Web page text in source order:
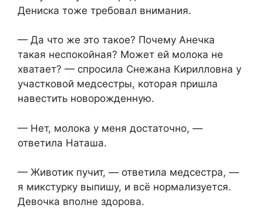
Дениска тоже требовал внимания.
— Да что же это такое? Почему Анечка
такая неспокойная? Может ей молока не
хватает? — спросила Снежана Кирилловна у
участковой медсестры, которая пришла
навестить новорожденную.
— Нет, молока у меня достаточно, —
ответила Наташа.
— Животик пучит, — ответила медсестра, —
я микстурку выпишу, и всё нормализуется.
Девочка вполне здорова.